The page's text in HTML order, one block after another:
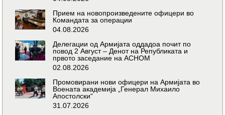
Прием на новопроизведените офицери во
Командата за операции
04.08.2026
Делегации од Армијата оддадоа почит по
повод 2 Август – Денот на Републиката и
првото заседание на АСНОМ
02.08.2026
Промовирани нови офицери на Армијата во
Воената академија „Генерал Михаило
Апостолски“
31.07.2026